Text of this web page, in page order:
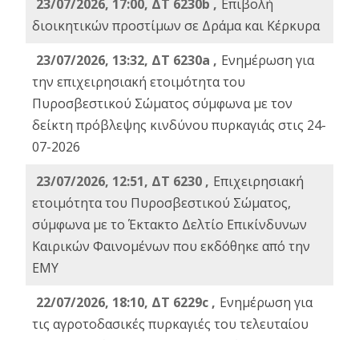
23/07/2026, 17:00, ΔΤ 6230b , Επιβολή
διοικητικών προστίμων σε Δράμα και Κέρκυρα
23/07/2026, 13:32, ΔΤ 6230a , Ενημέρωση για
την επιχειρησιακή ετοιμότητα του
Πυροσβεστικού Σώματος σύμφωνα με τον
δείκτη πρόβλεψης κινδύνου πυρκαγιάς στις 24-
07-2026
23/07/2026, 12:51, ΔΤ 6230 , Επιχειρησιακή
ετοιμότητα του Πυροσβεστικού Σώματος,
σύμφωνα με το Έκτακτο Δελτίο Επικίνδυνων
Καιρικών Φαινομένων που εκδόθηκε από την
ΕΜΥ
22/07/2026, 18:10, ΔΤ 6229c , Ενημέρωση για
τις αγροτοδασικές πυρκαγιές του τελευταίου